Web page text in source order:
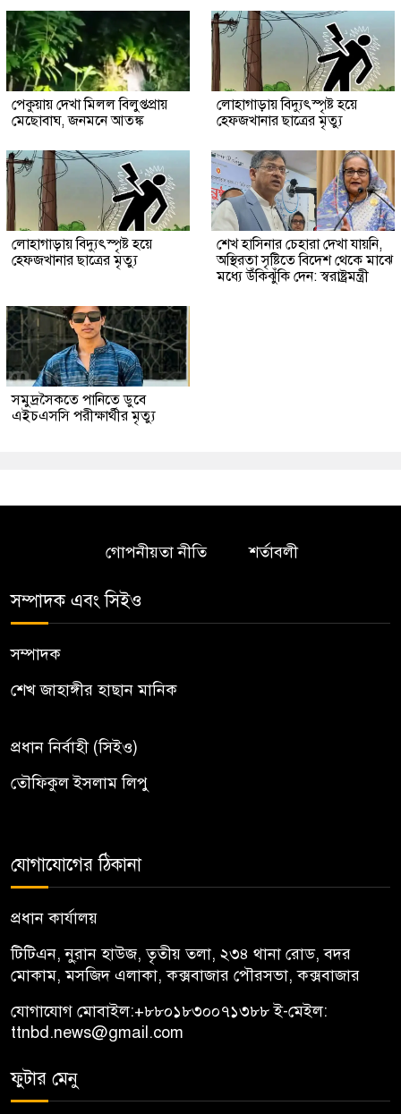
পেকুয়ায় দেখা মিলল বিলুপ্তপ্রায়
মেছোবাঘ, জনমনে আতঙ্ক
লোহাগাড়ায় বিদ্যুৎস্পৃষ্ট হয়ে
হেফজখানার ছাত্রের মৃত্যু
লোহাগাড়ায় বিদ্যুৎস্পৃষ্ট হয়ে
হেফজখানার ছাত্রের মৃত্যু
শেখ হাসিনার চেহারা দেখা যায়নি,
অস্থিরতা সৃষ্টিতে বিদেশ থেকে মাঝে
মধ্যে উঁকিঝুঁকি দেন: স্বরাষ্ট্রমন্ত্রী
সমুদ্রসৈকতে পানিতে ডুবে
এইচএসসি পরীক্ষার্থীর মৃত্যু
গোপনীয়তা নীতি শর্তাবলী
সম্পাদক এবং সিইও
সম্পাদক
শেখ জাহাঙ্গীর হাছান মানিক
প্রধান নির্বাহী (সিইও)
তৌফিকুল ইসলাম লিপু
যোগাযোগের ঠিকানা
প্রধান কার্যালয়
টিটিএন, নু্রান হাউজ, তৃতীয় তলা, ২৩৪ থানা রোড, বদর
মোকাম, মসজিদ এলাকা, কক্সবাজার পৌরসভা, কক্সবাজার
যোগাযোগ মোবাইল:+৮৮০১৮৩০০৭১৩৮৮ই-মেইল:
ttnbd.news@gmail.com
ফুটার মেনু